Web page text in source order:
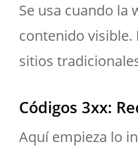
Se usa cuando la
contenido visible.
sitios
Códigos 3xx:
Aquí empieza lo